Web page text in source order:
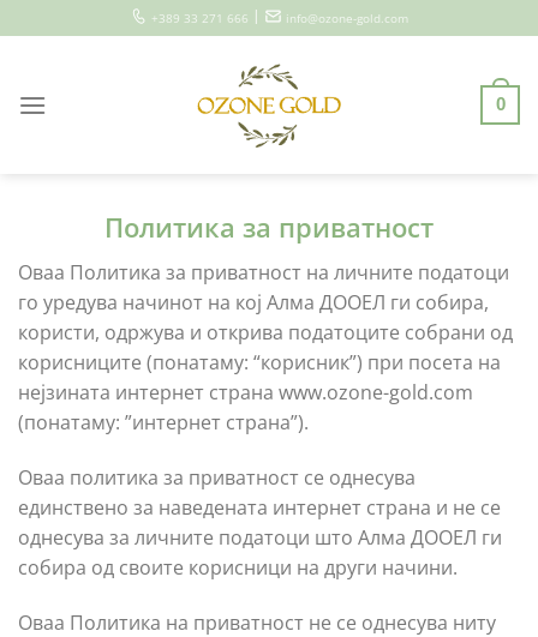
to
+389 33 271 666 | info@ozone-gold.com
0
Политика за приватност
Оваа Политика за приватност на личните податоци
го уредува начинот на кој Алма ДООЕЛ ги собира,
користи, одржува и открива податоците собрани од
корисниците (понатаму: “корисник”) при посета на
нејзината интернет страна www.ozone-gold.com
(понатаму: ”интернет страна”).
Оваа политика за приватност се однесува
единствено за наведената интернет страна и не се
однесува за личните податоци што Алма ДООЕЛ ги
собира од своите корисници на други начини.
Оваа Политика на приватност не се однесува ниту